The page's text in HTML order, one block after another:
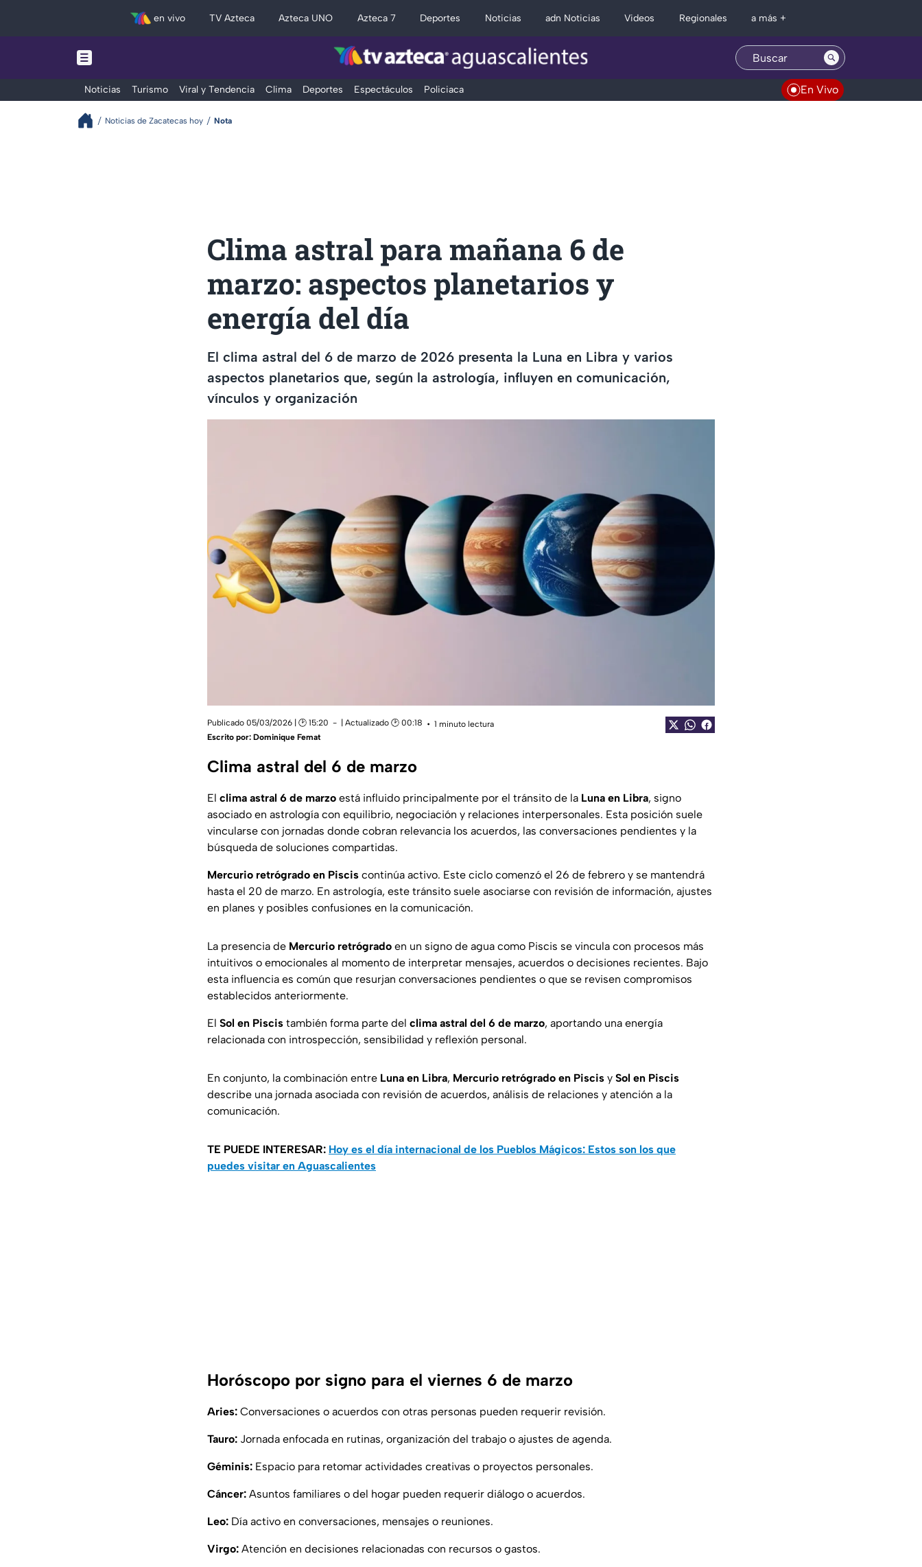
en vivo TV Azteca Azteca UNO Azteca 7 Deportes Noticias adn Noticias Videos Regionales a más +
Noticias Turismo Viral y Tendencia Clima Deportes Espectáculos Policiaca En Vivo
Noticias de Zacatecas hoy Nota
Clima astral para mañana 6 de
marzo: aspectos planetarios y
energía del día
El clima astral del 6 de marzo de 2026 presenta la Luna en Libra y varios
aspectos planetarios que, según la astrología, influyen en comunicación,
vínculos y organización
Publicado 05/03/2026 | 🕑 15:20 | Actualizado 🕑 00:18
1 minuto lectura
Escrito por: Dominique Femat
Clima astral del 6 de marzo
El clima astral 6 de marzo está influido principalmente por el tránsito de la Luna en Libra, signo
asociado en astrología con equilibrio, negociación y relaciones interpersonales. Esta posición suele
vincularse con jornadas donde cobran relevancia los acuerdos, las conversaciones pendientes y la
búsqueda de soluciones compartidas.
Mercurio retrógrado en Piscis continúa activo. Este ciclo comenzó el 26 de febrero y se mantendrá
hasta el 20 de marzo. En astrología, este tránsito suele asociarse con revisión de información, ajustes
en planes y posibles confusiones en la comunicación.
La presencia de Mercurio retrógrado en un signo de agua como Piscis se vincula con procesos más
intuitivos o emocionales al momento de interpretar mensajes, acuerdos o decisiones recientes. Bajo
esta influencia es común que resurjan conversaciones pendientes o que se revisen compromisos
establecidos anteriormente.
El Sol en Piscis también forma parte del clima astral del 6 de marzo, aportando una energía
relacionada con introspección, sensibilidad y reflexión personal.
En conjunto, la combinación entre Luna en Libra, Mercurio retrógrado en Piscis y Sol en Piscis
describe una jornada asociada con revisión de acuerdos, análisis de relaciones y atención a la
comunicación.
TE PUEDE INTERESAR: Hoy es el día internacional de los Pueblos Mágicos: Estos son los que
puedes visitar en Aguascalientes
Horóscopo por signo para el viernes 6 de marzo
Aries: Conversaciones o acuerdos con otras personas pueden requerir revisión.
Tauro: Jornada enfocada en rutinas, organización del trabajo o ajustes de agenda.
Géminis: Espacio para retomar actividades creativas o proyectos personales.
Cáncer: Asuntos familiares o del hogar pueden requerir diálogo o acuerdos.
Leo: Día activo en conversaciones, mensajes o reuniones.
Virgo: Atención en decisiones relacionadas con recursos o gastos.